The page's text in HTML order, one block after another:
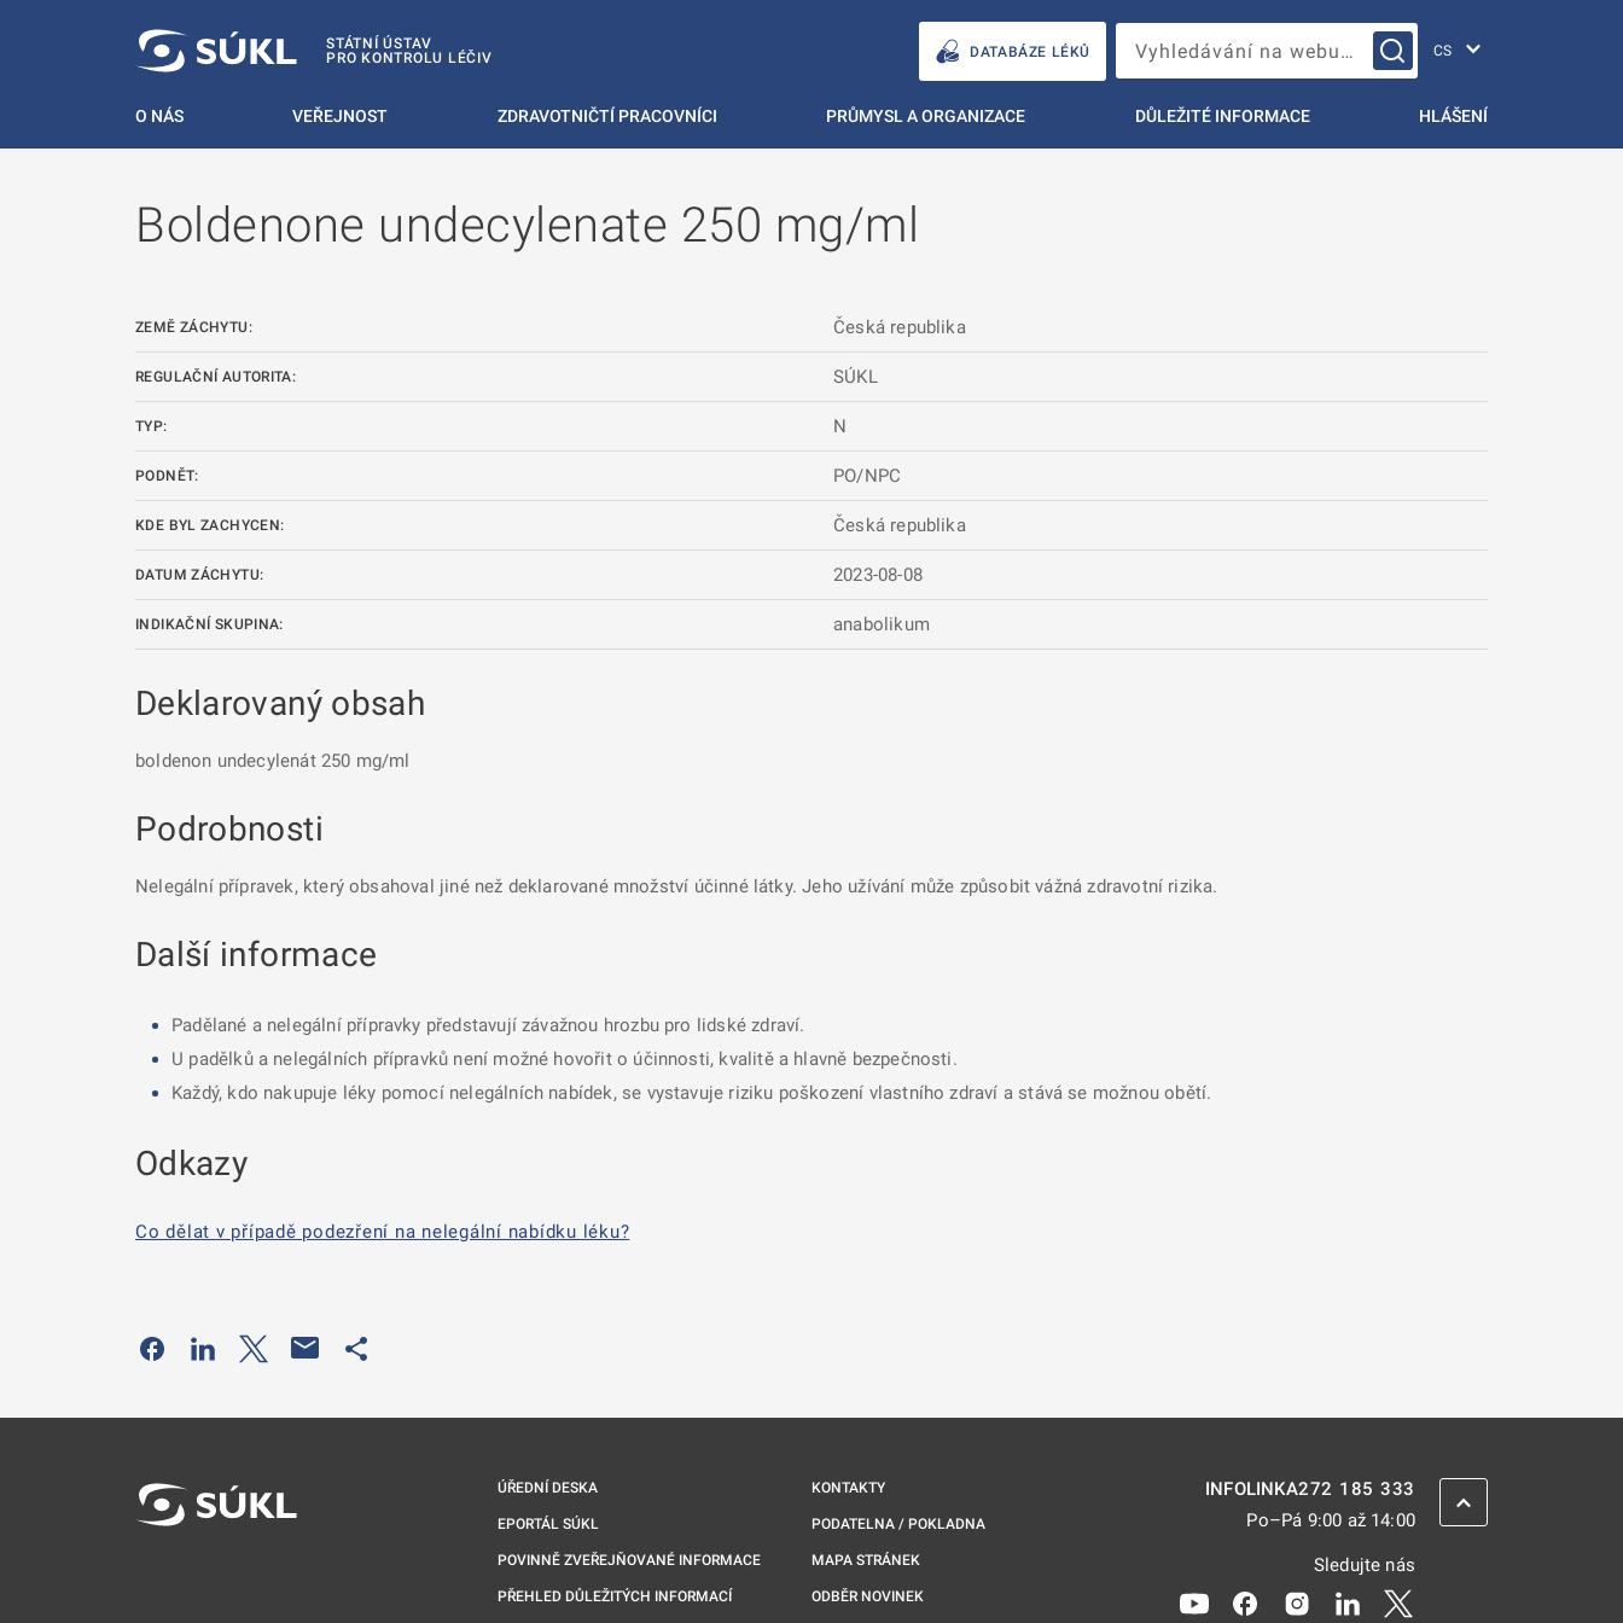
STÁTNÍ ÚSTAV
PRO KONTROLU LÉČIV
DATABÁZE LÉKŮ Vyhledávání na webu…
O NÁS VEŘEJNOST ZDRAVOTNIČTÍ PRACOVNÍCI PRŮMYSL A ORGANIZACE DŮLEŽITÉ INFORMACE HLÁŠENÍ
Boldenone undecylenate 250 mg/ml
ZEMĚ ZÁCHYTU: Česká republika
REGULAČNÍ AUTORITA: SÚKL
TYP: N
PODNĚT: PO/NPC
KDE BYL ZACHYCEN: Česká republika
DATUM ZÁCHYTU: 2023-08-08
INDIKAČNÍ SKUPINA: anabolikum
Deklarovaný obsah
boldenon undecylenát 250 mg/ml
Podrobnosti
Nelegální přípravek, který obsahoval jiné než deklarované množství účinné látky. Jeho užívání může způsobit vážná zdravotní rizika.
Další informace
Padělané a nelegální přípravky představují závažnou hrozbu pro lidské zdraví.
U padělků a nelegálních přípravků není možné hovořit o účinnosti, kvalitě a hlavně bezpečnosti.
Každý, kdo nakupuje léky pomocí nelegálních nabídek, se vystavuje riziku poškození vlastního zdraví a stává se možnou obětí.
Odkazy
Co dělat v případě podezření na nelegální nabídku léku?
Odkaz se otevře na nové kartě
Odkaz se otevře na nové kartě
Odkaz se otevře na nové kartě
ÚŘEDNÍ DESKA
EPORTÁL SÚKL
POVINNĚ ZVEŘEJŇOVANÉ INFORMACE
PŘEHLED DŮLEŽITÝCH INFORMACÍ
KONTAKTY
PODATELNA / POKLADNA
MAPA STRÁNEK
ODBĚR NOVINEK
INFOLINKA272 185 333
Po–Pá 9:00 až 14:00
Sledujte nás
Odkaz se otevře na nové kartě
Odkaz se otevře na nové kartě
Odkaz se otevře na nové kartě
Odkaz se otevře na nové
ZPĚT NAHORU